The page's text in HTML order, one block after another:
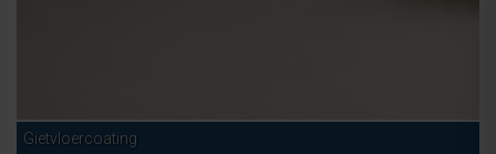
Gietvloercoating